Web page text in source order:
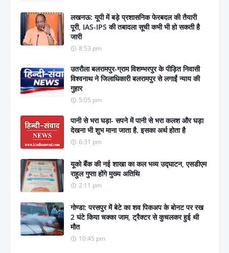
लखनऊ: यूपी में बड़े प्रशासनिक फेरबदल की तैयारी
पूरी, IAS-IPS की तबादला सूची कभी भी हो सकती है
जारी
8:53 pm
उतरौला बलरामपुर-ग्राम विशम्भरपुर के पीड़ित निवासी
विश्वनाथ ने जिलाधिकारी बलरामपुर से लगाईं न्याय की
गुहार
5:05 pm
पानी से भरा घड़ा- सपने में पानी से भरा कलश और घड़ा
देखना भी शुभ माना जाता है. इसका अर्थ होता है
6:31 pm
यूको बैंक की नई शाखा का कल भव्य उद्घाटन, एसडीएम
राहुल गुप्ता होंगे मुख्य अतिथि
2:11 pm
गोण्डा: परसपुर में बेटे का शव पिकअप के बोनट पर रख
2 घंटे किया चक्का जाम, ट्रैक्टर से कुचलकर हुई थी
मौत
10:45 pm